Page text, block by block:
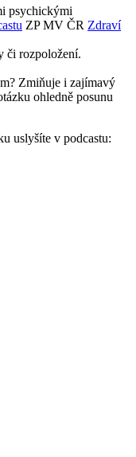
psychickými
ZP MV ČR Zdraví
či rozpoložení.
Zmiňuje i zajímavý
ohledně posunu
uslyšíte v podcastu: